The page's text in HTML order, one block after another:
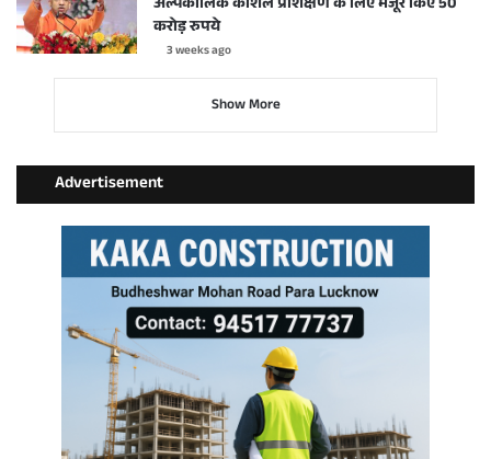
करोड़ रुपये
3 weeks ago
Show More
Advertisement